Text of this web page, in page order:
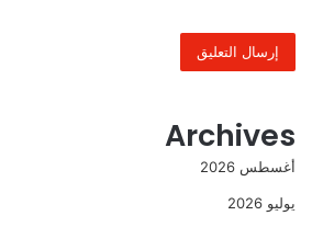
Archives
أغسطس 2026
يوليو 2026